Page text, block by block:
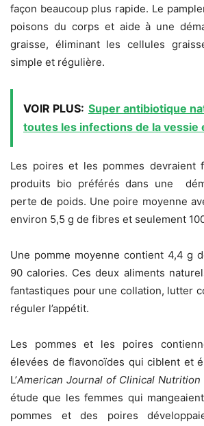
façon beaucoup plus rapide. Le
poisons du corps et aide à une
graisse, éliminant les cellules
simple et régulière.
VOIR PLUS: Super antibiotique
toutes les infections de la vessie
Les poires et les pommes devraient
produits bio préférés dans une
perte de poids. Une poire moyenne
environ 5,5 g de fibres et seulement
Une pomme moyenne contient 4,4 g
90 calories. Ces deux aliments
fantastiques pour une collation, lutter
réguler l’appétit.
Les pommes et les poires
élevées de flavonoïdes qui ciblent et
L’American Journal of Clinical Nutrition
étude que les femmes qui
pommes et des poires